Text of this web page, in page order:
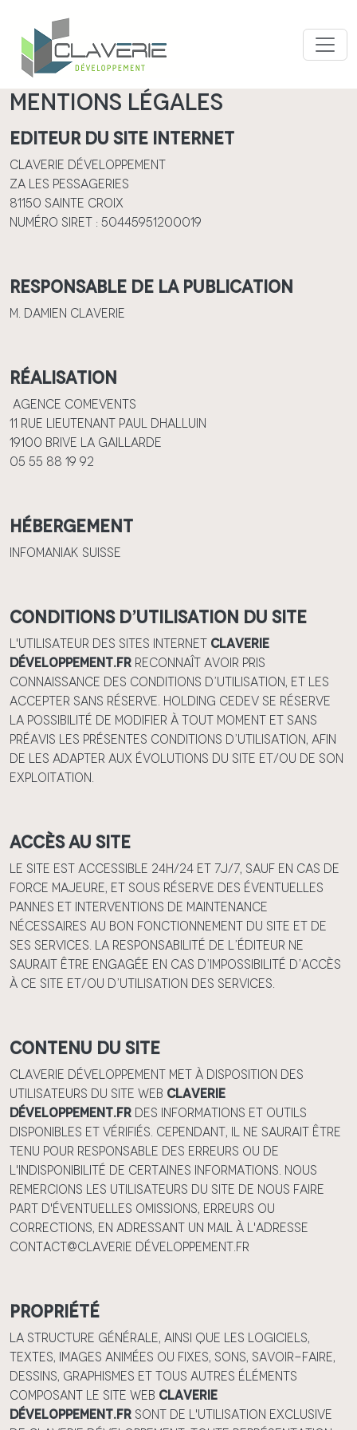
Mentions légales
Editeur du site internet
Claverie Développement
ZA Les Pessageries
81150 Sainte CROIX
Numéro SIRET : 50445951200019
Responsable de la publication
M. Damien CLAVERIE
Réalisation
Agence Comevents
11 rue lieutenant Paul Dhalluin
19100 Brive la Gaillarde
05 55 88 19 92
Hébergement
INFOMANIAK SUISSE
Conditions d’utilisation du site
L'utilisateur des sites internet Claverie
Développement.fr reconnaît avoir pris
connaissance des conditions d’utilisation, et les
accepter sans réserve. HOLDING CEDEV se réserve
la possibilité de modifier à tout moment et sans
préavis les présentes conditions d’utilisation, afin
de les adapter aux évolutions du site et/ou de son
exploitation.
Accès au site
Le site est accessible 24h/24 et 7j/7, sauf en cas de
force majeure, et sous réserve des éventuelles
pannes et interventions de maintenance
nécessaires au bon fonctionnement du site et de
ses services. La responsabilité de l’éditeur ne
saurait être engagée en cas d’impossibilité d’accès
à ce site et/ou d’utilisation des services.
Contenu du site
Claverie Développement met à disposition des
utilisateurs du site web Claverie
Développement.fr des informations et outils
disponibles et vérifiés. Cependant, il ne saurait être
tenu pour responsable des erreurs ou de
l'indisponibilité de certaines informations. Nous
remercions les utilisateurs du site de nous faire
part d'éventuelles omissions, erreurs ou
corrections, en adressant un mail à l'adresse
contact@Claverie Développement.fr
Propriété
La structure générale, ainsi que les logiciels,
textes, images animées ou fixes, sons, savoir-faire,
dessins, graphismes et tous autres éléments
composant le site web Claverie
Développement.fr sont de l'utilisation exclusive